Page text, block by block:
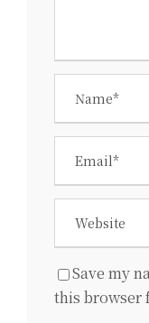
Save my
this browser